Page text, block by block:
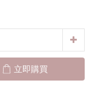
立即購買